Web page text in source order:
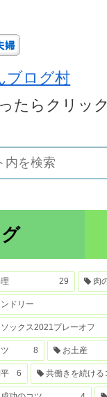
ブログ村
たらクリッ
29 肉
ドリー
ックス2021プレーオフ
8 お土産
6 共働きを続ける